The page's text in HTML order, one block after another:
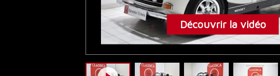
Découvrir la vidéo